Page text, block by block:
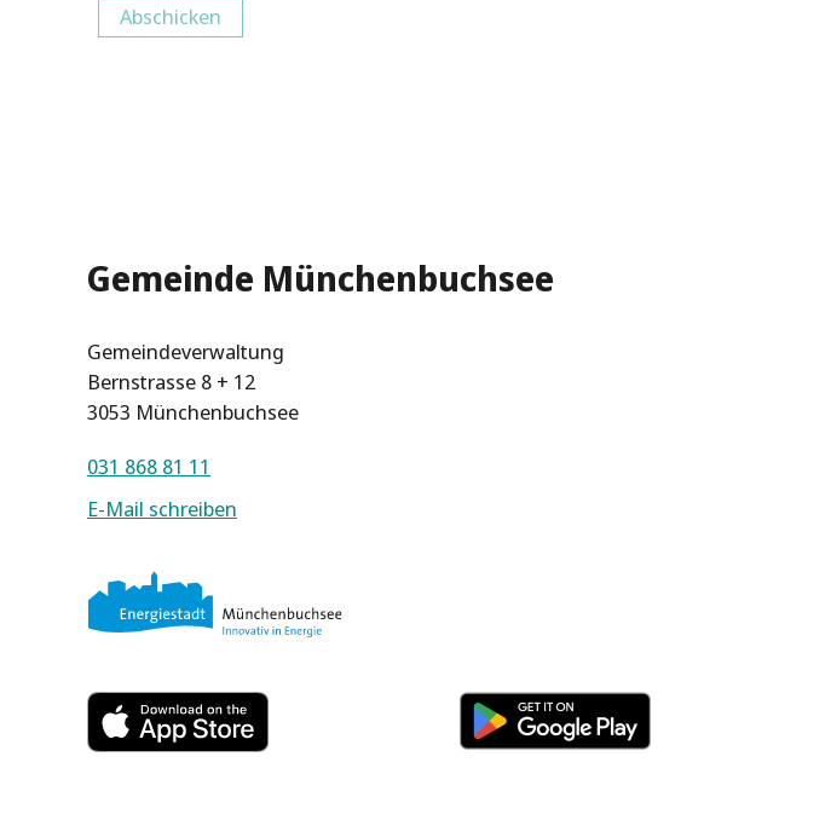
Abschicken
Gemeinde Münchenbuchsee
Gemeindeverwaltung
Bernstrasse 8 + 12
3053 Münchenbuchsee
031 868 81 11
E-Mail schreiben